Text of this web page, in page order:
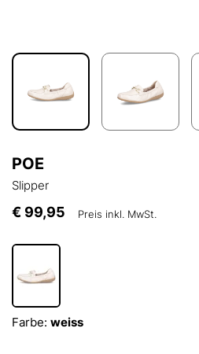
POE
Slipper
€ 99,95 Preis inkl. MwSt.
Farbe: weiss